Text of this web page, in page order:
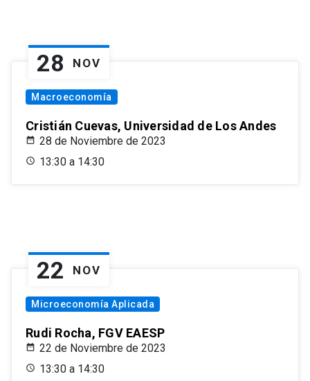
28 NOV
Macroeconomía
Cristián Cuevas, Universidad de Los Andes
28 de Noviembre de 2023
13:30 a 14:30
22 NOV
Microeconomía Aplicada
Rudi Rocha, FGV EAESP
22 de Noviembre de 2023
13:30 a 14:30